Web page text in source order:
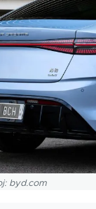
byd.com